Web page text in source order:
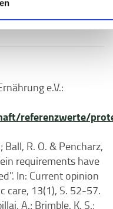
e.V.:
referenzwerte/
Ball, R. O. & Pencharz,
requirements have
In: Current opinion
care, 13(1), S. 52-57.
A.; Brimble, K. S.;